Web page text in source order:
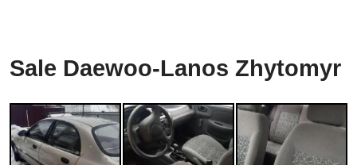
Sale Daewoo-Lanos Zhytomyr